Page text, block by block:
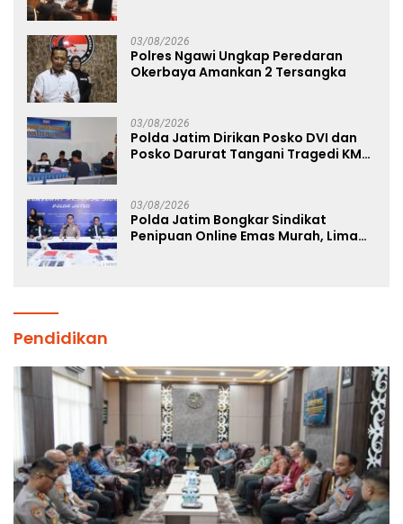
03/08/2026
Polres Ngawi Ungkap Peredaran
Okerbaya Amankan 2 Tersangka
03/08/2026
Polda Jatim Dirikan Posko DVI dan
Posko Darurat Tangani Tragedi KMP
03/08/2026
Polda Jatim Bongkar Sindikat
Penipuan Online Emas Murah, Lima
Pendidikan